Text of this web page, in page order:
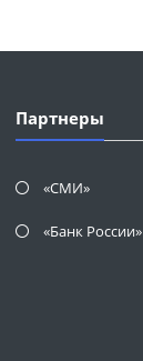
Партнеры
«СМИ»
«Банк России»